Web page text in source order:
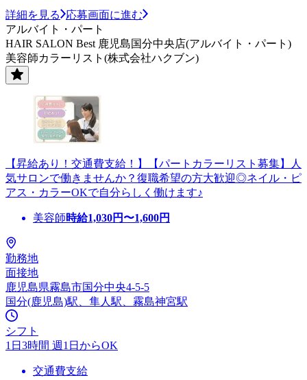
詳細を見る
応募画面に進む
アルバイト・パート
HAIR SALON Best 鹿児島国分中央店(アルバイト・パート)
美容師カラーリスト(株式会社ハクブン)
【昇給あり！交通費支給！】【パートカラーリスト募集】人
気サロンで働きませんか？復職希望の方大歓迎◎ネイル・ピ
アス・カラーOKで自分らしく働けます♪
美容師時給1,030円〜1,600円
勤務地
面接地
鹿児島県霧島市国分中央4-5-5
国分(鹿児島)駅、隼人駅、霧島神宮駅
シフト
1日3時間 週1日からOK
交通費支給